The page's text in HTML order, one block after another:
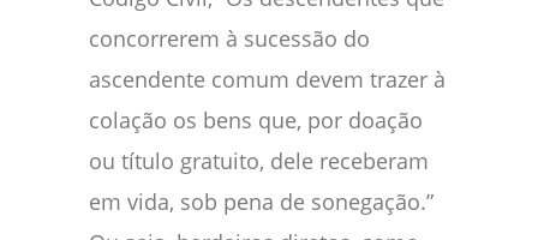
concorrerem à sucessão do
ascendente comum devem trazer à
colação os bens que, por doação
ou título gratuito, dele receberam
em vida, sob pena de sonegação.”